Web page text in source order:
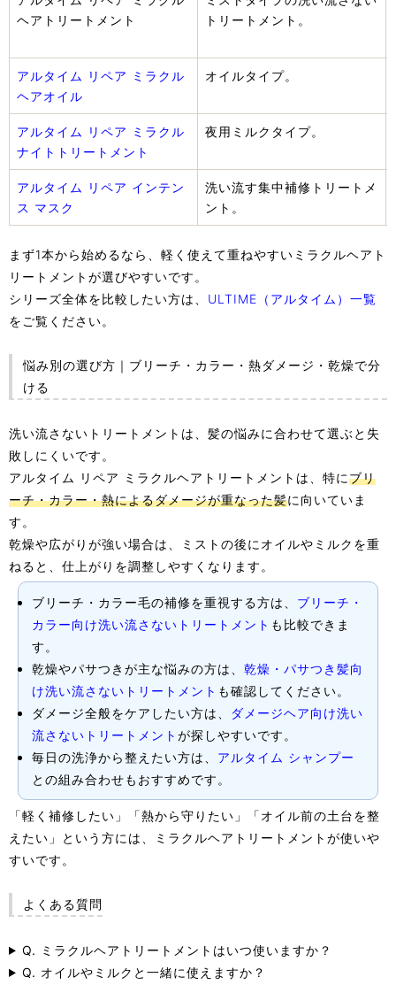
ヘアトリートメント
トリートメント。
アルタイム リペア ミラクル
ヘアオイル
オイルタイプ。
アルタイム リペア ミラクル
ナイトトリートメント
夜用ミルクタイプ。
アルタイム リペア インテン
ス マスク
洗い流す集中補修トリートメ
ント。
まず1本から始めるなら、軽く使えて重ねやすいミラクルヘアト
リートメントが選びやすいです。
シリーズ全体を比較したい方は、 ULTIME（アルタイム）一覧
をご覧ください。
悩み別の選び方｜ブリーチ・カラー・熱ダメージ・乾燥で分
ける
洗い流さないトリートメントは、髪の悩みに合わせて選ぶと失
敗しにくいです。
アルタイム リペア ミラクルヘアトリートメントは、特にブリ
ーチ・カラー・熱によるダメージが重なった髪に向いていま
す。
乾燥や広がりが強い場合は、ミストの後にオイルやミルクを重
ねると、仕上がりを調整しやすくなります。
ブリーチ・カラー毛の補修を重視する方は、 ブリーチ・
カラー向け洗い流さないトリートメント も比較できま
す。
乾燥やパサつきが主な悩みの方は、 乾燥・パサつき髪向
け洗い流さないトリートメント も確認してください。
ダメージ全般をケアしたい方は、
ダメージヘア向け洗い
流さないトリートメント が探しやすいです。
毎日の洗浄から整えたい方は、 アルタイム シャンプー
との組み合わせもおすすめです。
「軽く補修したい」「熱から守りたい」「オイル前の土台を整
えたい」という方には、ミラクルヘアトリートメントが使いや
すいです。
よくある質問
Q. ミラクルヘアトリートメントはいつ使いますか？
Q. オイルやミルクと一緒に使えますか？